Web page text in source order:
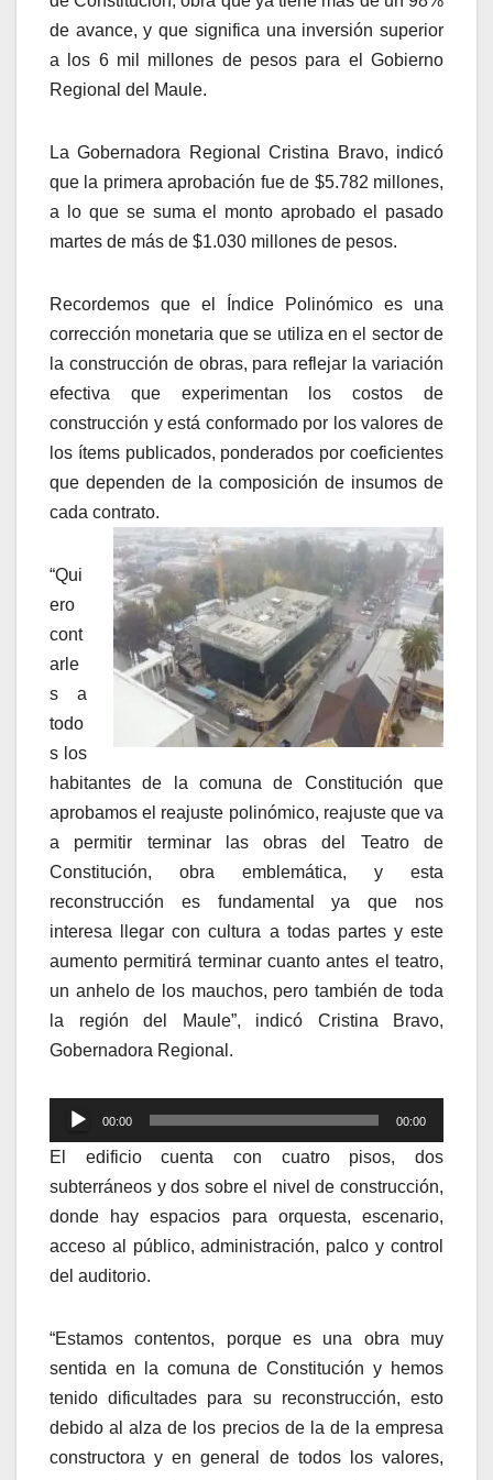
de avance, y que significa una inversión superior
a los 6 mil millones de pesos para el Gobierno
Regional del Maule.
La Gobernadora Regional Cristina Bravo, indicó
que la primera aprobación fue de $5.782 millones,
a lo que se suma el monto aprobado el pasado
martes de más de $1.030 millones de pesos.
Recordemos que el Índice Polinómico es una
corrección monetaria que se utiliza en el sector de
la construcción de obras, para reflejar la variación
efectiva que experimentan los costos de
construcción y está conformado por los valores de
los ítems publicados, ponderados por coeficientes
que dependen de la composición de insumos de
cada contrato.
“Qui
ero
cont
arle
s a
todo
s los
habitantes de la comuna de Constitución que
aprobamos el reajuste polinómico, reajuste que va
a permitir terminar las obras del Teatro de
Constitución, obra emblemática, y esta
reconstrucción es fundamental ya que nos
interesa llegar con cultura a todas partes y este
aumento permitirá terminar cuanto antes el teatro,
un anhelo de los mauchos, pero también de toda
la región del Maule”, indicó Cristina Bravo,
Gobernadora Regional.
Reproductor
de
00:00 00:00
El edificio cuenta con cuatro pisos, dos
subterráneos y dos sobre el nivel de construcción,
donde hay espacios para orquesta, escenario,
acceso al público, administración, palco y control
del auditorio.
“Estamos contentos, porque es una obra muy
sentida en la comuna de Constitución y hemos
tenido dificultades para su reconstrucción, esto
debido al alza de los precios de la de la empresa
constructora y en general de todos los valores,